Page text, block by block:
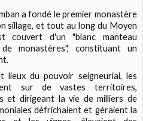
a fondé le premier monastère
sillage, et tout au long du Moyen
couvert d'un "blanc manteau
monastères", constituant un
du pouvoir seigneurial, les
sur de vastes territoires,
et dirigeant la vie de milliers de
défrichaient et géraient la